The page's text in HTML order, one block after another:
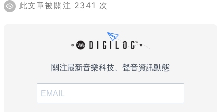
此文章被關注 2341 次